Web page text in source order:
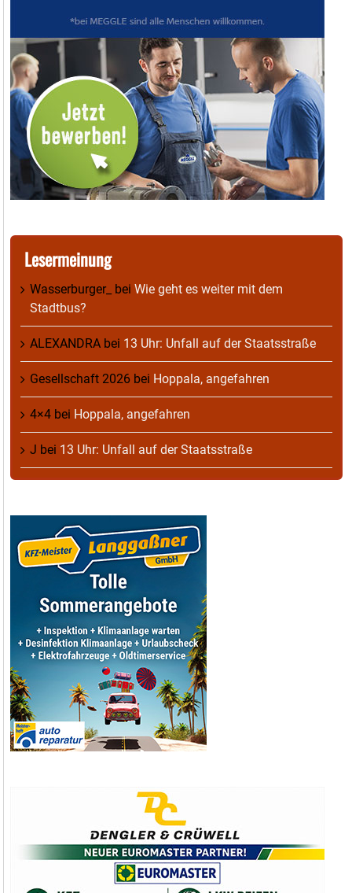
Lesermeinung
Wasserburger_ bei Wie geht es weiter mit dem
Stadtbus?
ALEXANDRA bei 13 Uhr: Unfall auf der Staatsstraße
Gesellschaft 2026 bei Hoppala, angefahren
4×4 bei Hoppala, angefahren
J bei 13 Uhr: Unfall auf der Staatsstraße